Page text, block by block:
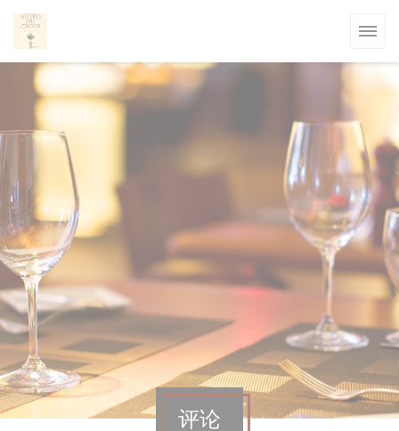
评论